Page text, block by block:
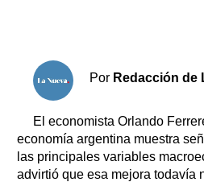
Por Redacción de
El economista Orlando
economía argentina muestra
las principales variables
advirtió que esa mejora todavía